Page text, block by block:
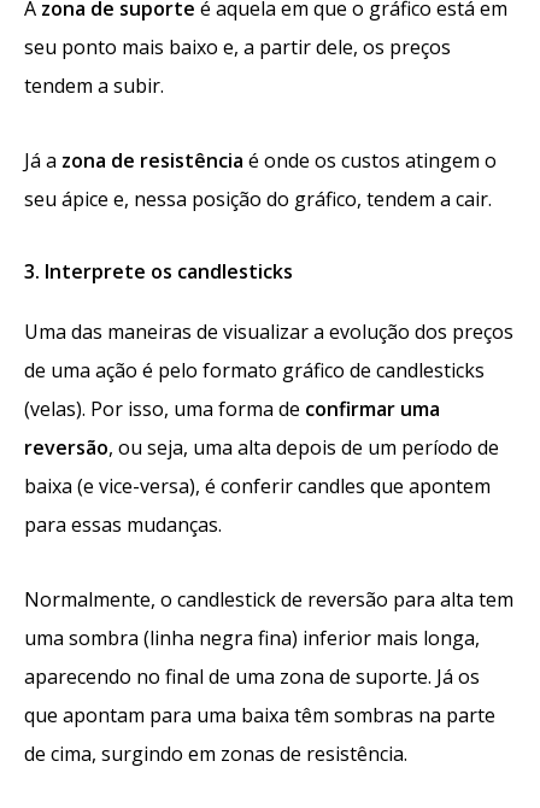
A zona de suporte é aquela em que o gráfico está em
seu ponto mais baixo e, a partir dele, os preços
tendem a subir.
Já a zona de resistência é onde os custos atingem o
seu ápice e, nessa posição do gráfico, tendem a cair.
3. Interprete os candlesticks
Uma das maneiras de visualizar a evolução dos preços
de uma ação é pelo formato gráfico de candlesticks
(velas). Por isso, uma forma de confirmar uma
reversão, ou seja, uma alta depois de um período de
baixa (e vice-versa), é conferir candles que apontem
para essas mudanças.
Normalmente, o candlestick de reversão para alta tem
uma sombra (linha negra fina) inferior mais longa,
aparecendo no final de uma zona de suporte. Já os
que apontam para uma baixa têm sombras na parte
de cima, surgindo em zonas de resistência.